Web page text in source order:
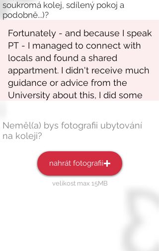
soukromá kolej, sdílený pokoj a
podobně...)?
Neměl(a) bys fotografii ubytování
na koleji?
nahrát fotografii
velikost max 15MB